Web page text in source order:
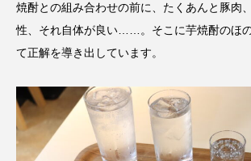
焼酎との組み合わせの前に、たくあんと豚肉
性、それ自体が良い……。そこに芋焼酎のほ
て正解を導き出しています。